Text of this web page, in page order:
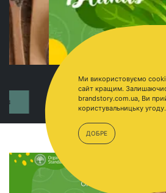
ОРГАНИКА
ПЕРЕЙТИ
Ми використовуємо
сайт кращим.
brandstory.com.ua, Ви
користувальницьку угоду.
ДОБРЕ